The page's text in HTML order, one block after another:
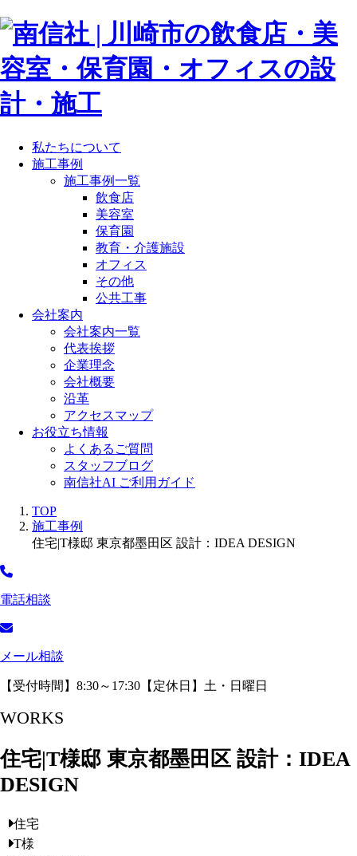
私たちについて
施工事例
施工事例一覧
飲食店
美容室
保育園
教育・介護施設
オフィス
その他
公共工事
会社案内
会社案内一覧
代表挨拶
企業理念
会社概要
沿革
アクセスマップ
お役立ち情報
よくあるご質問
スタッフブログ
南信社AI ご利用ガイド
TOP
施工事例
住宅|T様邸 東京都墨田区 設計：IDEA DESIGN
電話相談
メール相談
【受付時間】8:30～17:30【定休日】土・日曜日
WORKS
住宅|T様邸 東京都墨田区 設計：IDEA
DESIGN
住宅
T様